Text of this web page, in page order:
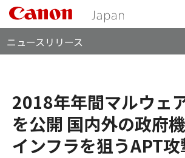
ーニュースリリース
2018年年間マルウェ
を公開 国内外の政府
インフラを狙うAPT